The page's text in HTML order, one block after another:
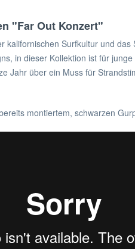
"Far Out Konzert"
kalifornischen Surfkultur und
in dieser Kollektion ist für
Jahr über ein Muss für
montiertem, schwarzen